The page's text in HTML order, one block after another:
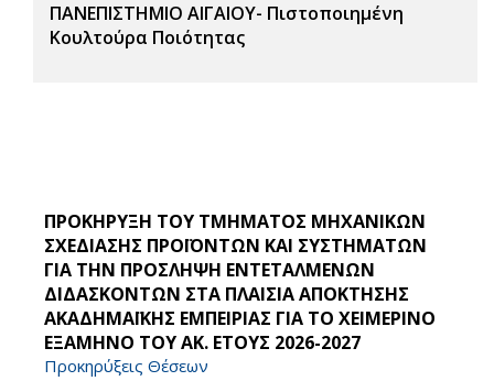
ΠΑΝΕΠΙΣΤΗΜΙΟ ΑΙΓΑΙΟΥ- Πιστοποιημένη
Κουλτούρα Ποιότητας
ΠΡΟΚΗΡΥΞΗ ΤΟΥ ΤΜΗΜΑΤΟΣ ΜΗΧΑΝΙΚΩΝ
ΣΧΕΔΙΑΣΗΣ ΠΡΟΪΟΝΤΩΝ ΚΑΙ ΣΥΣΤΗΜΑΤΩΝ
ΓΙΑ ΤΗΝ ΠΡΟΣΛΗΨΗ ΕΝΤΕΤΑΛΜΕΝΩΝ
ΔΙΔΑΣΚΟΝΤΩΝ ΣΤΑ ΠΛΑΙΣΙΑ ΑΠΟΚΤΗΣΗΣ
ΑΚΑΔΗΜΑΪΚΗΣ ΕΜΠΕΙΡΙΑΣ ΓΙΑ ΤΟ ΧΕΙΜΕΡΙΝΟ
ΕΞΑΜΗΝΟ ΤΟΥ ΑΚ. ΕΤΟΥΣ 2026-2027
Προκηρύξεις Θέσεων